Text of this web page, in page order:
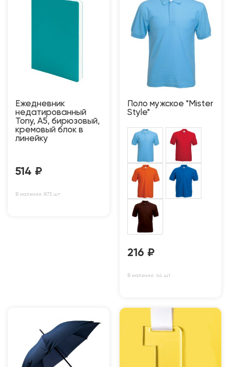
Ежедневник
недатированный
Tony, А5, бирюзовый,
кремовый блок в
линейку
514 ₽
В наличии: 873 шт
Поло мужское "Mister
Style"
216 ₽
В наличии: 44 шт